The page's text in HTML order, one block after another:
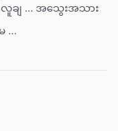
ချ … အသွေးအသား
…